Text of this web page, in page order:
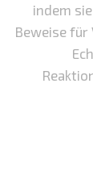
indem
Beweise